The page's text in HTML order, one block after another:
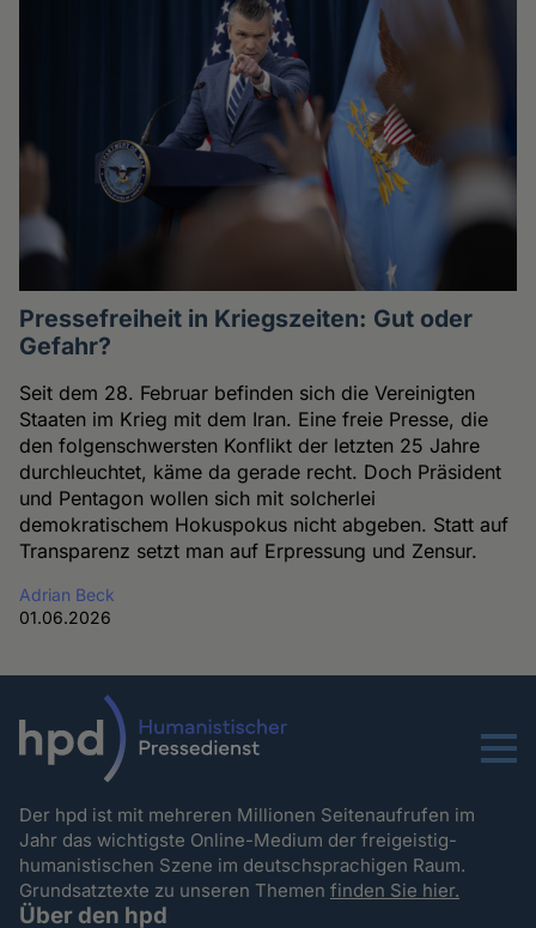
Pressefreiheit in Kriegszeiten: Gut oder
Gefahr?
Seit dem 28. Februar befinden sich die Vereinigten
Staaten im Krieg mit dem Iran. Eine freie Presse, die
den folgenschwersten Konflikt der letzten 25 Jahre
durchleuchtet, käme da gerade recht. Doch Präsident
und Pentagon wollen sich mit solcherlei
demokratischem Hokuspokus nicht abgeben. Statt auf
Transparenz setzt man auf Erpressung und Zensur.
Adrian Beck
01.06.2026
Menu
Der hpd ist mit mehreren Millionen Seitenaufrufen im
Jahr das wichtigste Online-Medium der freigeistig-
humanistischen Szene im deutschsprachigen Raum.
Grundsatztexte zu unseren Themenfinden Sie hier.
Über den hpd